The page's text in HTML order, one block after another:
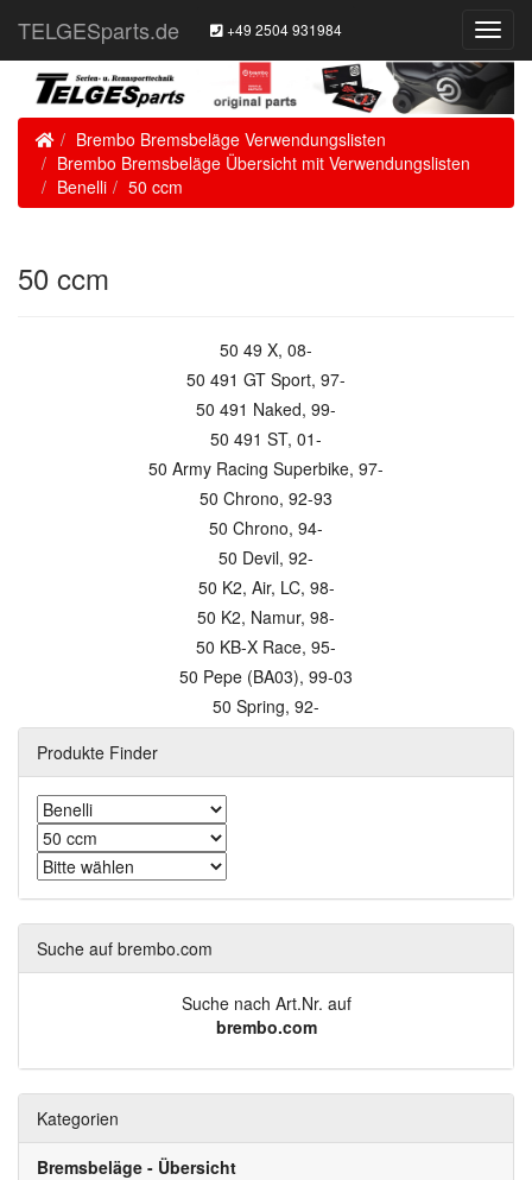
TELGESparts.de +49 2504 931984
HomeBrembo Bremsbeläge Verwendungslisten
Brembo Bremsbeläge Übersicht mit Verwendungslisten
Benelli
50 ccm
50 ccm
50 49 X, 08-
50 491 GT Sport, 97-
50 491 Naked, 99-
50 491 ST, 01-
50 Army Racing Superbike, 97-
50 Chrono, 92-93
50 Chrono, 94-
50 Devil, 92-
50 K2, Air, LC, 98-
50 K2, Namur, 98-
50 KB-X Race, 95-
50 Pepe (BA03), 99-03
50 Spring, 92-
Produkte Finder
Suche auf brembo.com
Suche nach Art.Nr. auf
brembo.com
Kategorien
Bremsbeläge - Übersicht